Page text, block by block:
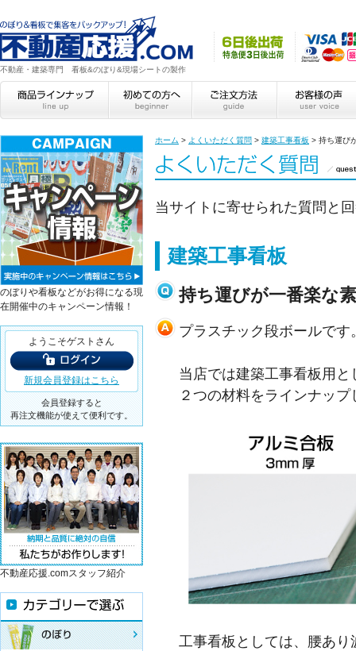
不動産・建築専門 看板&のぼり&現場シートの製作
ホーム > よくいただく質問 > 建築工事看板 > 持ち運び
当サイトに寄せられた質問と
建築工事看板
持ち運びが一番楽な
プラスチック段ボールです
当店では建築工事看板用と
２つの材料をラインナッ
工事看板としては、腰あり
のぼりや看板などがお得になる現
在開催中のキャンペーン情報！
ようこそゲストさん
新規会員登録はこちら
会員登録すると
再注文機能が使えて便利です。
不動産応援.comスタッフ紹介